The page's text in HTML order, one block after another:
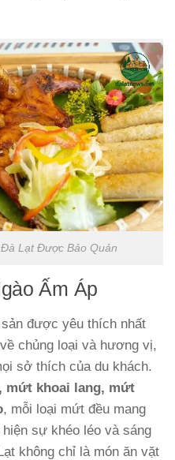
Lạt Được Bảo Quản
Ấm Áp
được yêu thích nhất
chủng loại và hương vị,
sở thích của du khách.
mứt khoai lang, mứt
, mỗi loại mứt đều mang
sự khéo léo và sáng
không chỉ là món ăn vặt